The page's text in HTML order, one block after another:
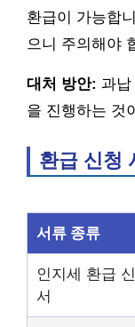
환급이 가능합
으니 주의해야
대처 방안: 과
을 진행하는 것
환급 신청
서류 종류
인지세 환급
서